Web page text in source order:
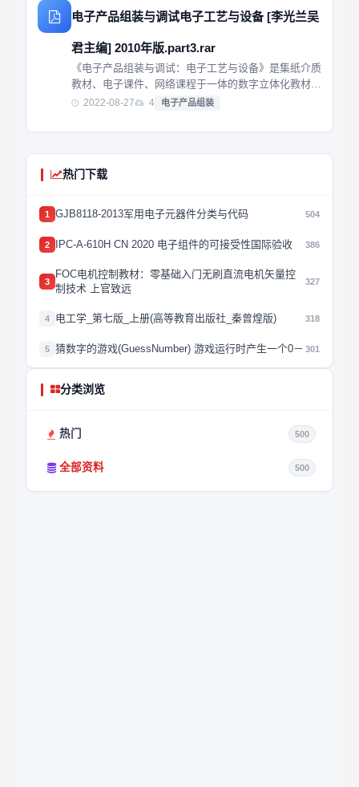
电子产品组装与调试电子工艺与设备 [李光兰吴
君主编] 2010年版.part3.rar
《电子产品组装与调试：电子工艺与设备》是集纸介质
教材、电子课件、网络课程于一体的数字立体化教材。
其特点是与企业一线技术人员共同开发，基于电子产品
系与职业技能体系整合于一体。以任务驱动的方式，
2022-08-27 4 电子产品组装
热门下载
1 GJB8118-2013军用电子元器件分类与代码 504
2 IPC-A-610H CN 2020 电子组件的可接受性国际验收 386
3
FOC电机控制教材：零基础入门无刷直流电机矢量控
制技术 上官致远
327
4 电工学_第七版_上册(高等教育出版社_秦曾煌版) 318
5 猜数字的游戏(GuessNumber) 游戏运行时产生一个0－ 301
分类浏览
热门 500
全部资料 500